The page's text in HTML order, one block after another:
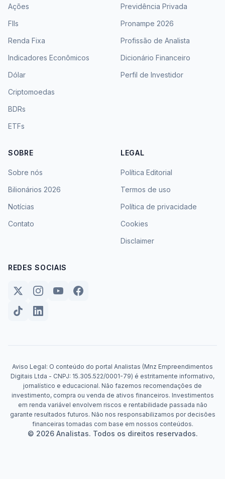
Ações
FIIs
Renda Fixa
Indicadores Econômicos
Dólar
Criptomoedas
BDRs
ETFs
Previdência Privada
Pronampe 2026
Profissão de Analista
Dicionário Financeiro
Perfil de Investidor
SOBRE
Sobre nós
Bilionários 2026
Notícias
Contato
LEGAL
Política Editorial
Termos de uso
Política de privacidade
Cookies
Disclaimer
REDES SOCIAIS
Aviso Legal: O conteúdo do portal Analistas (Mnz Empreendimentos
Digitais Ltda - CNPJ: 15.305.522/0001-79) é estritamente informativo,
jornalístico e educacional. Não fazemos recomendações de
investimento, compra ou venda de ativos financeiros. Investimentos
em renda variável envolvem riscos e rentabilidade passada não
garante resultados futuros. Não nos responsabilizamos por decisões
financeiras tomadas com base em nossos conteúdos.
© 2026 Analistas. Todos os direitos reservados.